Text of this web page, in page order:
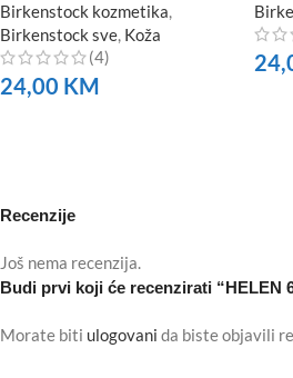
Birkenstock kozmetika,
Birkenstock sve, Koža
(4)
24,00 KM
Recenzije
Još nema recenzija.
Budi prvi koji će recenzirati “HELEN
Morate biti ulogovani da biste objavili